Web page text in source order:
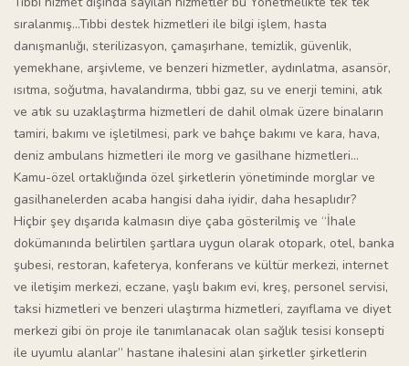
sıralanmış…Tıbbi destek hizmetleri ile bilgi işlem, hasta
danışmanlığı, sterilizasyon, çamaşırhane, temizlik, güvenlik,
yemekhane, arşivleme, ve benzeri hizmetler, aydınlatma, asansör,
ısıtma, soğutma, havalandırma, tıbbi gaz, su ve enerji temini, atık
ve atık su uzaklaştırma hizmetleri de dahil olmak üzere binaların
tamiri, bakımı ve işletilmesi, park ve bahçe bakımı ve kara, hava,
deniz ambulans hizmetleri ile morg ve gasilhane hizmetleri…
Kamu-özel ortaklığında özel şirketlerin yönetiminde morglar ve
gasilhanelerden acaba hangisi daha iyidir, daha hesaplıdır?
Hiçbir şey dışarıda kalmasın diye çaba gösterilmiş ve “İhale
dokümanında belirtilen şartlara uygun olarak otopark, otel, banka
şubesi, restoran, kafeterya, konferans ve kültür merkezi, internet
ve iletişim merkezi, eczane, yaşlı bakım evi, kreş, personel servisi,
taksi hizmetleri ve benzeri ulaştırma hizmetleri, zayıflama ve diyet
merkezi gibi ön proje ile tanımlanacak olan sağlık tesisi konsepti
ile uyumlu alanlar” hastane ihalesini alan şirketler şirketlerin